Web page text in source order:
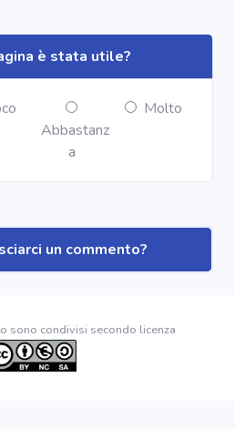
è stata utile?
Abbastanz
a
Molto
un commento?
sono condivisi secondo licenza